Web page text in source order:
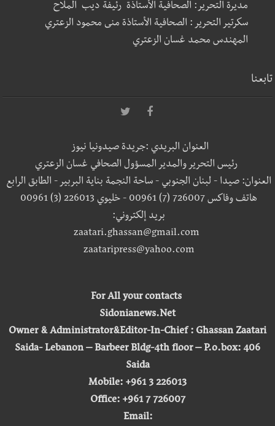
مديرة التحرير: الصحافية الأستاذة رئيفة ديب الملاح
سكرتير التحرير : الصحافية الأستاذة منى محمود الزعتري
المهندس محمد غسان الزعتري
تابعنا
العنوان البريدي :جريدة صيدونيا نيوز
رئيس التحرير والمدير المسؤول الصحافي غسان الزعتري
العنوان: صيدا - لبنان الجنوبي - ساحة النجمة بناية البربير - الطابق الرابع
هاتف وفاكس 726007 (7) 00961 - خليوي 226013 (3) 00961
بريد إلكتروني:
zaatari.ghassan@gmail.com
zaataripress@yahoo.com
For All your contacts
Sidonianews.Net
Owner & Administrator&Editor-In-Chief : Ghassan Zaatari
Saida- Lebanon – Barbeer Bldg-4th floor – P.o.box: 406
Saida
Mobile: +961 3 226013
Office: +961 7 726007
Email: